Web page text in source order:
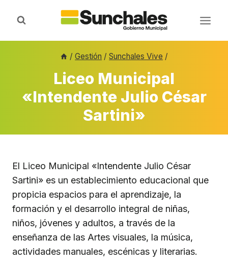
/ Gestión / Sunchales Vive /
Liceo Municipal
«Intendente Julio César
Sartini»
El Liceo Municipal «Intendente Julio César
Sartini» es un establecimiento educacional que
propicia espacios para el aprendizaje, la
formación y el desarrollo integral de niñas,
niños, jóvenes y adultos, a través de la
enseñanza de las Artes visuales, la música,
actividades manuales, escénicas y literarias.